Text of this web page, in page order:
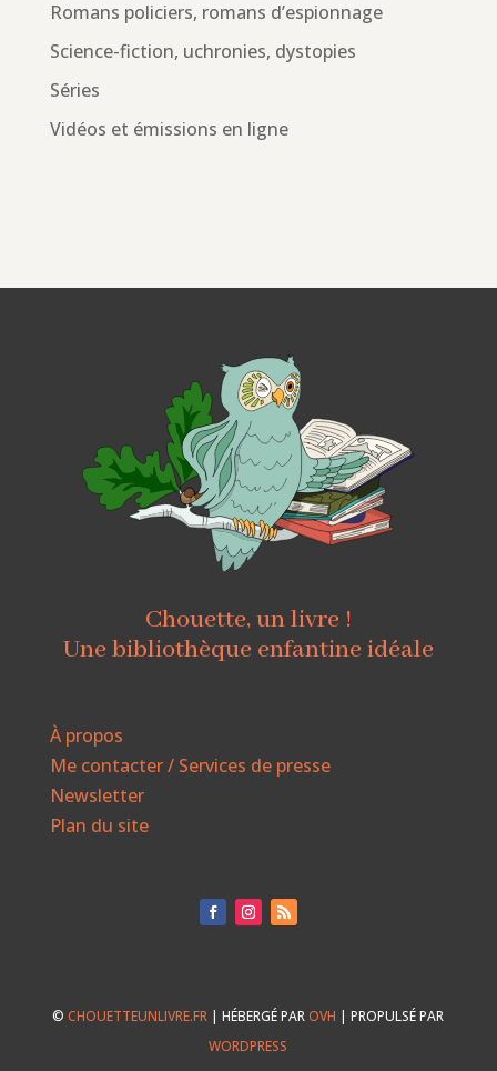
Romans policiers, romans d’espionnage
Science-fiction, uchronies, dystopies
Séries
Vidéos et émissions en ligne
Chouette, un livre !
Une bibliothèque enfantine idéale
À propos
Me contacter / Services de presse
Newsletter
Plan du site
©CHOUETTEUNLIVRE.FR | HÉBERGÉ PAROVH | PROPULSÉ PAR
WORDPRESS